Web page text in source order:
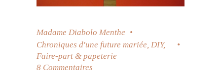
Madame Diabolo Menthe
Chroniques d'une future mariée, DIY,
Faire-part & papeterie
8 Commentaires